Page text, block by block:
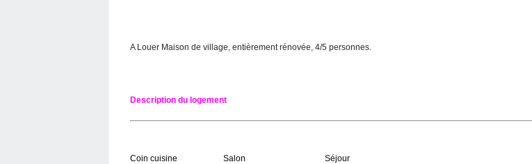
A Louer Maison de village, entièrement rénovée, 4/5 personnes.
Description du logement
Coin cuisine Salon Séjour